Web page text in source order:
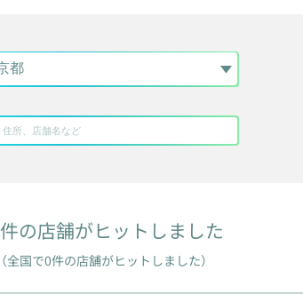
件の店舗がヒットしました
（全国で0件の店舗がヒットしました）